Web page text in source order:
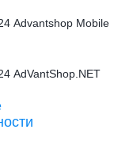
Advantshop Mobile
AdVantShop.NET